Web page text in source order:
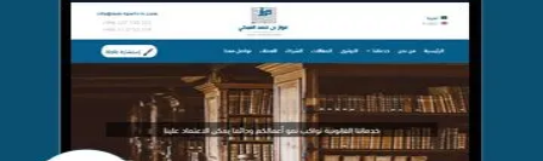
موقع فواز المبكي للمحاماة
التفاصيل